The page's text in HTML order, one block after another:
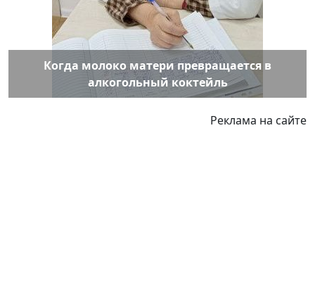
Когда молоко матери превращается в
алкогольный коктейль
Реклама на сайте